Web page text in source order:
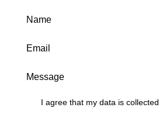
I agree that my data iscollected